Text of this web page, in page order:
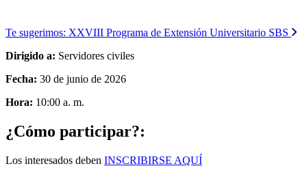
Te sugerimos: XXVIII Programa de Extensión Universitario SBS
Dirigido a: Servidores civiles
Fecha: 30 de junio de 2026
Hora: 10:00 a. m.
¿Cómo participar?:
Los interesados deben INSCRIBIRSE AQUÍ